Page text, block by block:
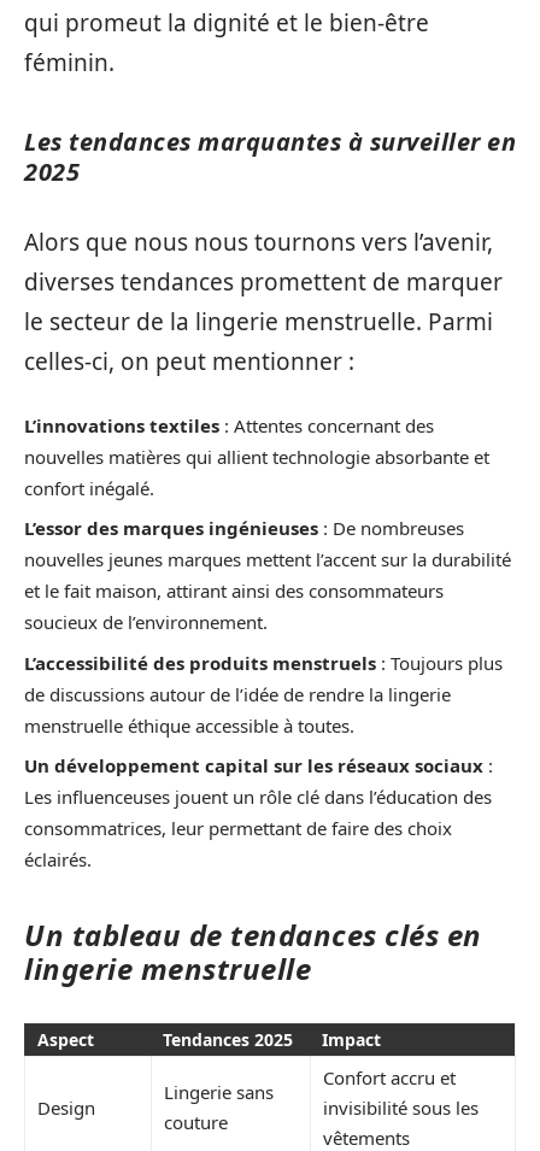
qui promeut la dignité et le bien-être
féminin.
Les tendances marquantes à surveiller en
2025
Alors que nous nous tournons vers l’avenir,
diverses tendances promettent de marquer
le secteur de la lingerie menstruelle. Parmi
celles-ci, on peut mentionner :
L’innovations textiles : Attentes concernant des
nouvelles matières qui allient technologie absorbante et
confort inégalé.
L’essor des marques ingénieuses : De nombreuses
nouvelles jeunes marques mettent l’accent sur la durabilité
et le fait maison, attirant ainsi des consommateurs
soucieux de l’environnement.
L’accessibilité des produits menstruels : Toujours plus
de discussions autour de l’idée de rendre la lingerie
menstruelle éthique accessible à toutes.
Un développement capital sur les réseaux sociaux :
Les influenceuses jouent un rôle clé dans l’éducation des
consommatrices, leur permettant de faire des choix
éclairés.
Un tableau de tendances clés en
lingerie menstruelle
Aspect Tendances 2025 Impact
Design
Lingerie sans
couture
Confort accru et
invisibilité sous les
vêtements